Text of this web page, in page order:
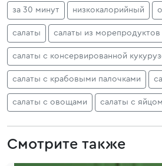
за 30 минут низкокалорийный
салаты салаты из морепродуктов
салаты с консервированной
салаты с крабовыми палочками
салаты с овощами салаты с яйцом
Смотрите также